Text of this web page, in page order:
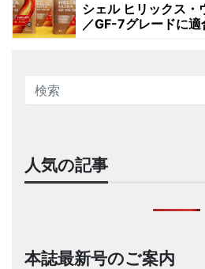
シェル ヒリックス・
／GF-7グレードに
人気の記事
本誌最新号のご案内